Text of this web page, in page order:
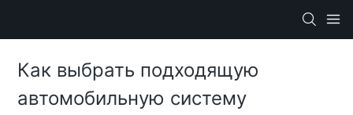
Как выбрать подходящую
автомобильную систему